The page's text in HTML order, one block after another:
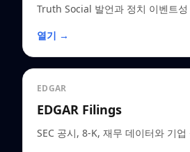
Truth Social 발언과 정치 이벤트
열기 →
EDGAR
EDGAR Filings
SEC 공시, 8-K, 재무 데이터와 기